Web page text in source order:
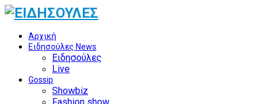
Αρχική
Ειδησούλες News
Ειδησούλες
Live
Gossip
Showbiz